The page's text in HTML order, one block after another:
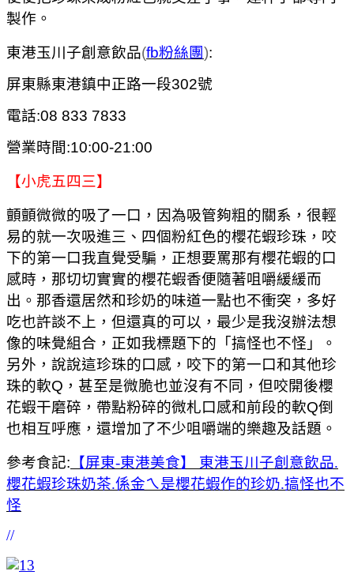
製作。
東港玉川子創意飲品(fb粉絲團):
屏東縣東港鎮中正路一段302號
電話:08 833 7833
營業時間:10:00-21:00
【小虎五四三】
顫顫微微的吸了一口，因為吸管夠粗的關系，很輕
易的就一次吸進三、四個粉紅色的櫻花蝦珍珠，咬
下的第一口我直覺受騙，正想要罵那有櫻花蝦的口
感時，那切切實實的櫻花蝦香便隨著咀嚼緩緩而
出。那香還居然和珍奶的味道一點也不衝突，多好
吃也許談不上，但還真的可以，最少是我沒辦法想
像的味覺組合，正如我標題下的「搞怪也不怪」。
另外，說說這珍珠的口感，咬下的第一口和其他珍
珠的軟Q，甚至是微脆也並沒有不同，但咬開後櫻
花蝦干磨碎，帶點粉碎的微札口感和前段的軟Q倒
也相互呼應，還增加了不少咀嚼端的樂趣及話題。
參考食記: 【屏東-東港美食】 東港玉川子創意飲品.
櫻花蝦珍珠奶茶.係金ㄟ是櫻花蝦作的珍奶.搞怪也不
怪
//